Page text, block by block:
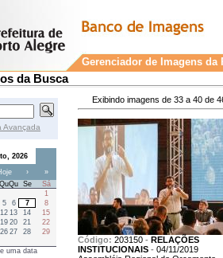
Gerenciador de Imagens da
da Busca
Exibindo imagens de 33 a 40 de
Código: 203150 - RELAÇÕES
INSTITUCIONAIS - 04/11/2019
Avançada
2026
›
»
QuQu Se
Sá
1
5 6 7
8
12 13 14
15
19 20 21
22
26 27 28
29
uma data